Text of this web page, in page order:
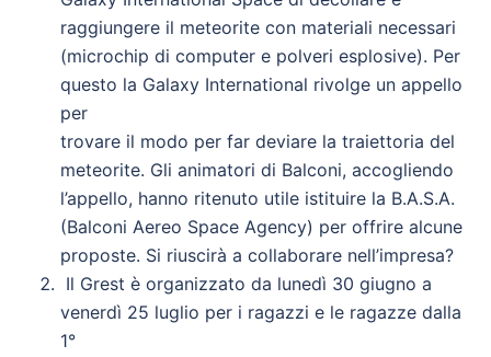
raggiungere il meteorite con materiali necessari
(microchip di computer e polveri esplosive). Per
questo la Galaxy International rivolge un appello
per
trovare il modo per far deviare la traiettoria del
meteorite. Gli animatori di Balconi, accogliendo
l’appello, hanno ritenuto utile istituire la B.A.S.A.
(Balconi Aereo Space Agency) per offrire alcune
proposte. Si riuscirà a collaborare nell’impresa?
Il Grest è organizzato da lunedì 30 giugno a
venerdì 25 luglio per i ragazzi e le ragazze dalla
1°